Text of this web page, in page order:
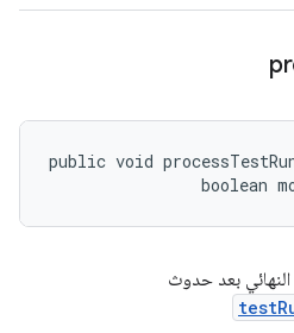
public void
boolean
بعد حدوث